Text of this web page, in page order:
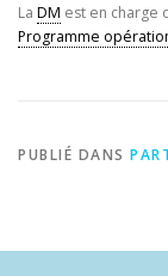
La DM est en charge
Programme
PUBLIÉ DANS